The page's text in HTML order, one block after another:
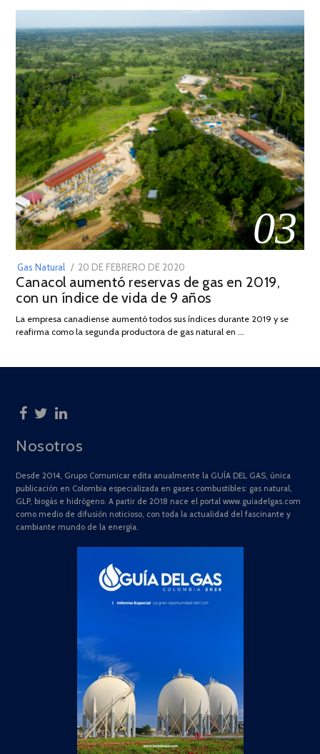
03
Gas Natural
POSTED
ON
20 DE FEBRERO DE 2020
DE
JULIO
2025
Canacol aumentó reservas de gas en 2019,
con un índice de vida de 9 años
La empresa canadiense aumentó todos sus índices durante 2019 y se
reafirma como la segunda productora de gas natural en …
Nosotros
Desde 2014, Grupo Comunicar edita anualmente la GUÍA DEL GAS, única
publicación en Colombia especializada en gases combustibles: gas natural,
GLP, biogás e hidrógeno. A partir de 2018 nace el portal www.guiadelgas.com
como medio de difusión noticioso, con toda la actualidad del fascinante y
cambiante mundo de la energía.